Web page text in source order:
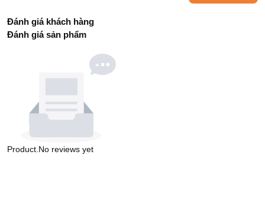
Đánh giá khách hàng
Đánh giá sản phẩm
Product.No reviews yet